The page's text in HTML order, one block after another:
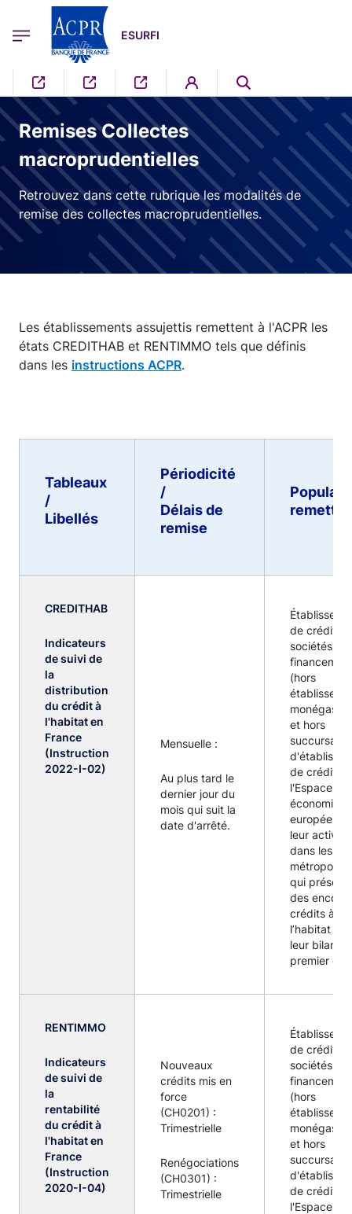
ESURFI Menu Principal
ESURFI
Remises Collectes
macroprudentielles
Retrouvez dans cette rubrique les modalités de
remise des collectes macroprudentielles.
Les établissements assujettis remettent à l'ACPR les
états CREDITHAB et RENTIMMO tels que définis
dans les instructions ACPR.
Tableaux
/
Libellés
Périodicité
/
Délais de
remise
CREDITHAB
Indicateurs
de suivi de
la
distribution
du crédit à
l'habitat en
France
(Instruction
2022-I-02)
Mensuelle :
Au plus tard le
dernier jour du
mois qui suit la
date d'arrêté.
de crédit et
sociétés de
(hors
et hors
succursales
de crédit de
l'Espace
économique
européen
leur activité
dans les
qui
des
crédits à
l’habitat
leur bilan
premier
RENTIMMO
Indicateurs
de suivi de
la
rentabilité
du crédit à
l'habitat en
France
(Instruction
2020-I-04)
Nouveaux
crédits mis en
force
(CH0201) :
Trimestrielle
Renégociations
(CH0301) :
Trimestrielle
de crédit et
sociétés de
(hors
et hors
succursales
de crédit de
l'Espace